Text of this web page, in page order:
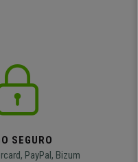
SEGURO
PayPal, Bizum